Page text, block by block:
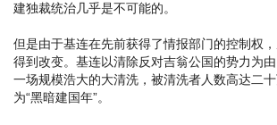
建独裁统治几乎是不可能的。
但是由于基连在先前获得了情报部门的控制权
得到改变。基连以清除反对吉翁公国的势力为
一场规模浩大的大清洗，被清洗者人数高达二
为“黑暗建国年”。